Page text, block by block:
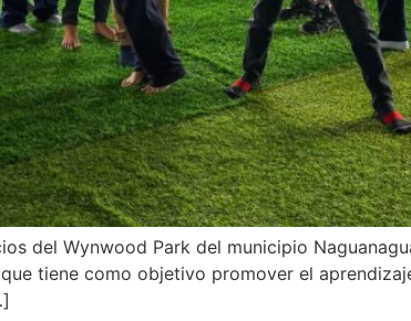
del Wynwood Park del municipio
tiene como objetivo promover el